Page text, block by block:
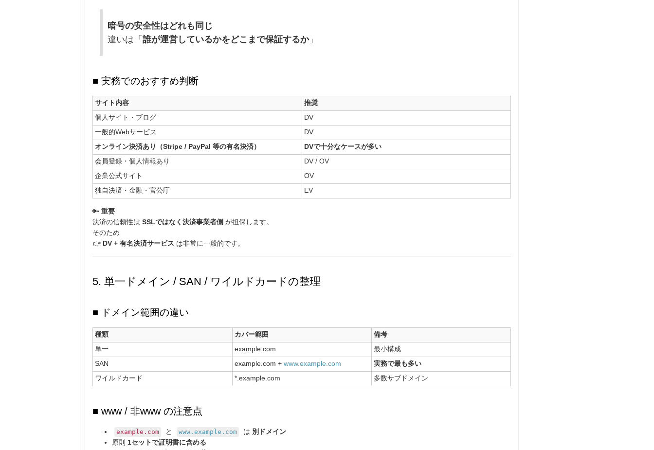
暗号の安全性はどれも同じ
違いは「 誰が運営しているかをどこまで保証するか」
■ 実務でのおすすめ判断
サイト内容
推奨
個人サイト・ブログ
DV
一般的Webサービス
DV
オンライン決済あり（Stripe / PayPal 等の有名決済）
DVで十分なケースが多い
会員登録・個人情報あり
DV / OV
企業公式サイト
OV
独自決済・金融・官公庁
EV
🔑 重要
決済の信頼性は SSLではなく決済事業者側 が担保します。
そのため
👉 DV + 有名決済サービス は非常に一般的です。
5. 単一ドメイン / SAN / ワイルドカードの整理
■ ドメイン範囲の違い
種類 カバー範囲
備考
単一
example.com
最小構成
SAN
example.com + www.example.com
実務で最も多い
ワイルドカード
*.example.com 多数サブドメイン
■ www / 非www の注意点
example.com と www.example.com は 別ドメイン
原則 1セットで証明書に含める